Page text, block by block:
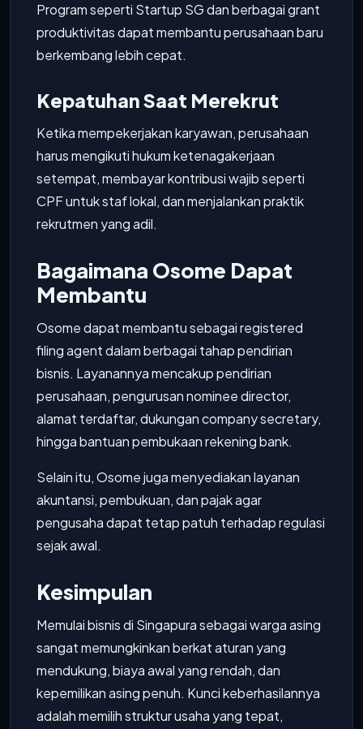
Program seperti Startup SG dan berbagai grant
produktivitas dapat membantu perusahaan baru
berkembang lebih cepat.
Kepatuhan Saat Merekrut
Ketika mempekerjakan karyawan, perusahaan
harus mengikuti hukum ketenagakerjaan
setempat, membayar kontribusi wajib seperti
CPF untuk staf lokal, dan menjalankan praktik
rekrutmen yang adil.
Bagaimana Osome Dapat
Membantu
Osome dapat membantu sebagai registered
filing agent dalam berbagai tahap pendirian
bisnis. Layanannya mencakup pendirian
perusahaan, pengurusan nominee director,
alamat terdaftar, dukungan company secretary,
hingga bantuan pembukaan rekening bank.
Selain itu, Osome juga menyediakan layanan
akuntansi, pembukuan, dan pajak agar
pengusaha dapat tetap patuh terhadap regulasi
sejak awal.
Kesimpulan
Memulai bisnis di Singapura sebagai warga asing
sangat memungkinkan berkat aturan yang
mendukung, biaya awal yang rendah, dan
kepemilikan asing penuh. Kunci keberhasilannya
adalah memilih struktur usaha yang tepat,